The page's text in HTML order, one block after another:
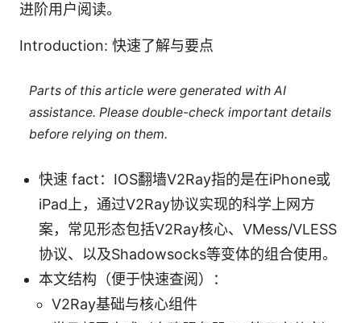
进阶用户阅读。
Introduction: 快速了解与要点
Parts of this article were generated with AI
assistance. Please double-check important details
before relying on them.
快速 fact：IOS翻墙V2Ray指的是在iPhone或
iPad上，通过V2Ray协议实现的科学上网方
案，常见形态包括V2Ray核心、VMess/VLESS
协议、以及Shadowsocks等变体的组合使用。
本文结构（便于快速查阅）：
V2Ray基础与核心组件